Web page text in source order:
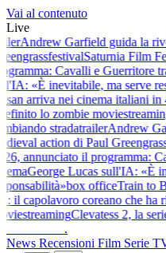
Vai al contenuto
Live
Andrew Garfield guida la
festivalSaturnia Film
Cavalli e Guerritore
«È inevitabile, ma serve
arriva nei cinema italiani
lo zombie movie
stradatrailerAndrew
action di Paul
annunciato il programma:
George Lucas sull'IA: «È
box officeTrain to
il capolavoro coreano che ha
streamingClevatess 2, la
.
News Recensioni Film Serie